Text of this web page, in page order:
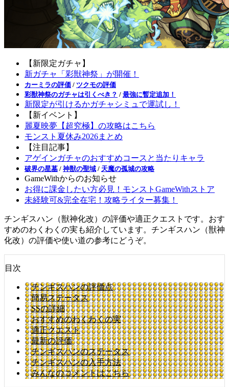
【新限定ガチャ】
新ガチャ「彩獣神祭」が開催！
カーミラの評価 / ツクモの評価
彩獣神祭のガチャは引くべき？ / 最強に暫定追加！
新限定が引けるかガチャシミュで運試し！
【新イベント】
麗夏映夢【超究極】の攻略はこちら
モンスト夏休み2026まとめ
【注目記事】
アゲインガチャのおすすめコースと当たりキャラ
破界の星墓 / 神獣の聖域 / 天魔の孤城の攻略
GameWithからのお知らせ
お得に課金したい方必見！モンストGameWithストア
未経験可&完全在宅！攻略ライター募集！
チンギスハン（獣神化改）の評価や適正クエストです。おす
すめのわくわくの実も紹介しています。チンギスハン（獣神
化改）の評価や使い道の参考にどうぞ。
目次
チンギスハンの評価点
簡易ステータス
SSの詳細
おすすめのわくわくの実
適正クエスト
最新の評価
チンギスハンのステータス
チンギスハンの入手方法
みんなのコメントはこちら